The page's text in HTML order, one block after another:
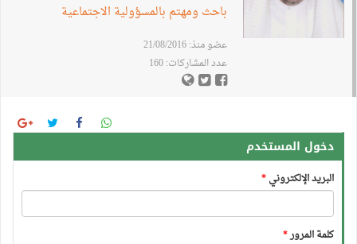
باحث ومهتم بالمسؤولية الاجتماعية
عضو منذ: 21/08/2016
عدد المشاركات: 160
دخول المستخدم
البريد الإلكتروني*
كلمة المرور*